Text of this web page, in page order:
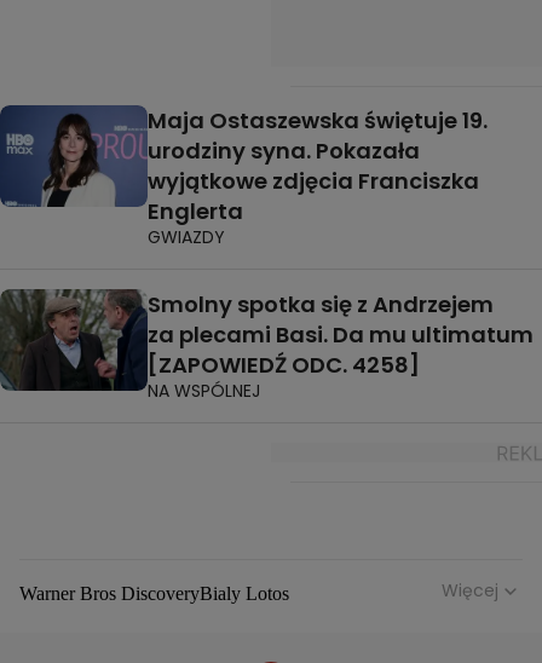
Maja Ostaszewska świętuje 19.
urodziny syna. Pokazała
wyjątkowe zdjęcia Franciszka
Englerta
GWIAZDY
Smolny spotka się z Andrzejem
za plecami Basi. Da mu ultimatum
[ZAPOWIEDŹ ODC. 4258]
NA WSPÓLNEJ
Warner Bros DiscoveryBialy Lotos
Więcej